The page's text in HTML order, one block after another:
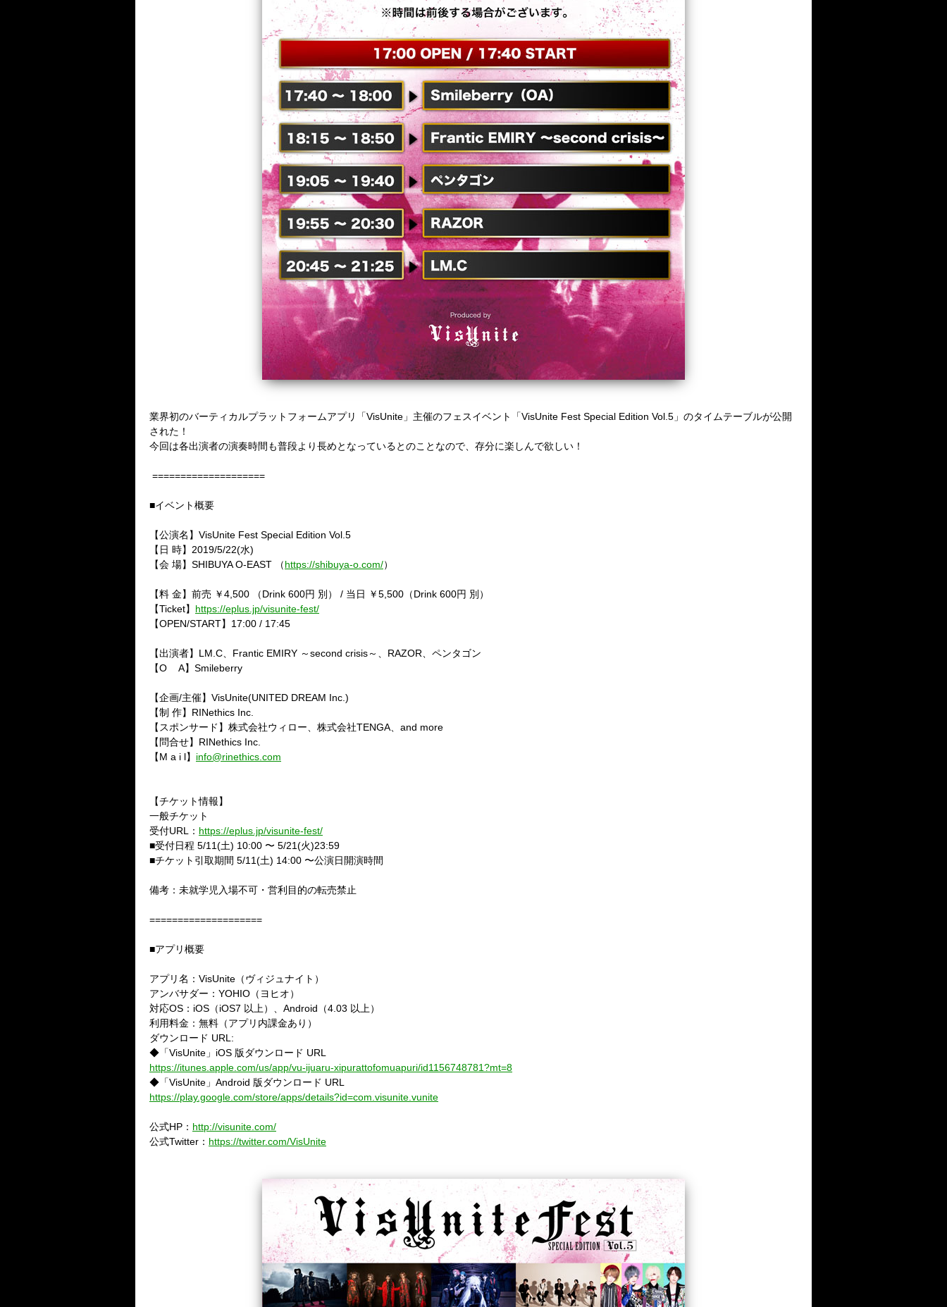
業界初のバーティカルプラットフォームアプリ「VisUnite」主催のフェスイベント「VisUnite Fest Special Edition Vol.5」のタイムテーブルが公開
された！
今回は各出演者の演奏時間も普段より長めとなっているとのことなので、存分に楽しんで欲しい！
====================
■イベント概要
【公演名】VisUnite Fest Special Edition Vol.5
【日 時】2019/5/22(水)
【会 場】SHIBUYA O-EAST （https://shibuya-o.com/）
【料 金】前売 ￥4,500 （Drink 600円 別） / 当日 ￥5,500（Drink 600円 別）
【Ticket】 https://eplus.jp/visunite-fest/
【OPEN/START】17:00 / 17:45
【出演者】LM.C、Frantic EMIRY ～second crisis～、RAZOR、ペンタゴン
【O A】Smileberry
【企画/主催】VisUnite(UNITED DREAM Inc.)
【制 作】RINethics Inc.
【スポンサード】株式会社ウィロー、株式会社TENGA、and more
【問合せ】RINethics Inc.
【M a i l】 info@rinethics.com
【チケット情報】
一般チケット
受付URL： https://eplus.jp/visunite-fest/
■受付日程 5/11(土) 10:00 〜 5/21(火)23:59
■チケット引取期間 5/11(土) 14:00 〜公演日開演時間
備考：未就学児入場不可・営利目的の転売禁止
====================
■アプリ概要
アプリ名：VisUnite（ヴィジュナイト）
アンバサダー：YOHIO（ヨヒオ）
対応OS：iOS（iOS7 以上）、Android（4.03 以上）
利用料金：無料（アプリ内課金あり）
ダウンロード URL:
◆「VisUnite」iOS 版ダウンロード URL
https://itunes.apple.com/us/app/vu-ijuaru-xipurattofomuapuri/id1156748781?mt=8
◆「VisUnite」Android 版ダウンロード URL
https://play.google.com/store/apps/details?id=com.visunite.vunite
公式HP： http://visunite.com/
公式Twitter： https://twitter.com/VisUnite